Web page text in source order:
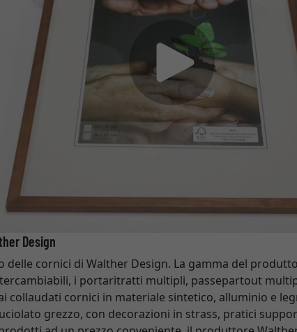
Design
delle cornici di Walther Design. La gamma del
i portaritratti multipli, passepartout
collaudati cornici in materiale sintetico, alluminio e
grezzo, con decorazioni in strass, pratici